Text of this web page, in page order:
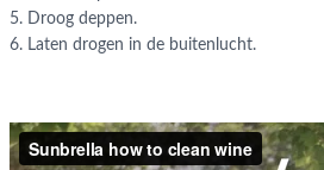
5. Droog deppen.
6. Laten drogen in de buitenlucht.